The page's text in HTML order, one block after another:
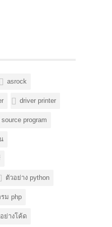
asrock
driver printer
source program
ตัวอย่าง python
ม php
ย่างโค้ด